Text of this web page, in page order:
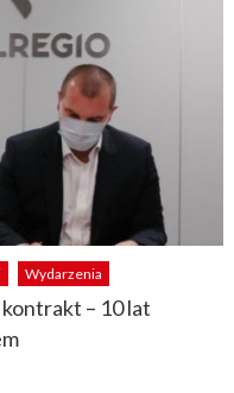
Wydarzenia
– 10 lat